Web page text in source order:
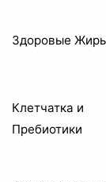
Здоровые
Клетчатка и
Пребиотики